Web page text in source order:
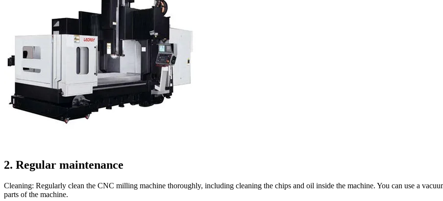
2. Regular maintenance
Cleaning: Regularly clean the CNC milling machine thoroughly, including cleaning the chips and oil inside the machine. You can use a
parts of the machine.